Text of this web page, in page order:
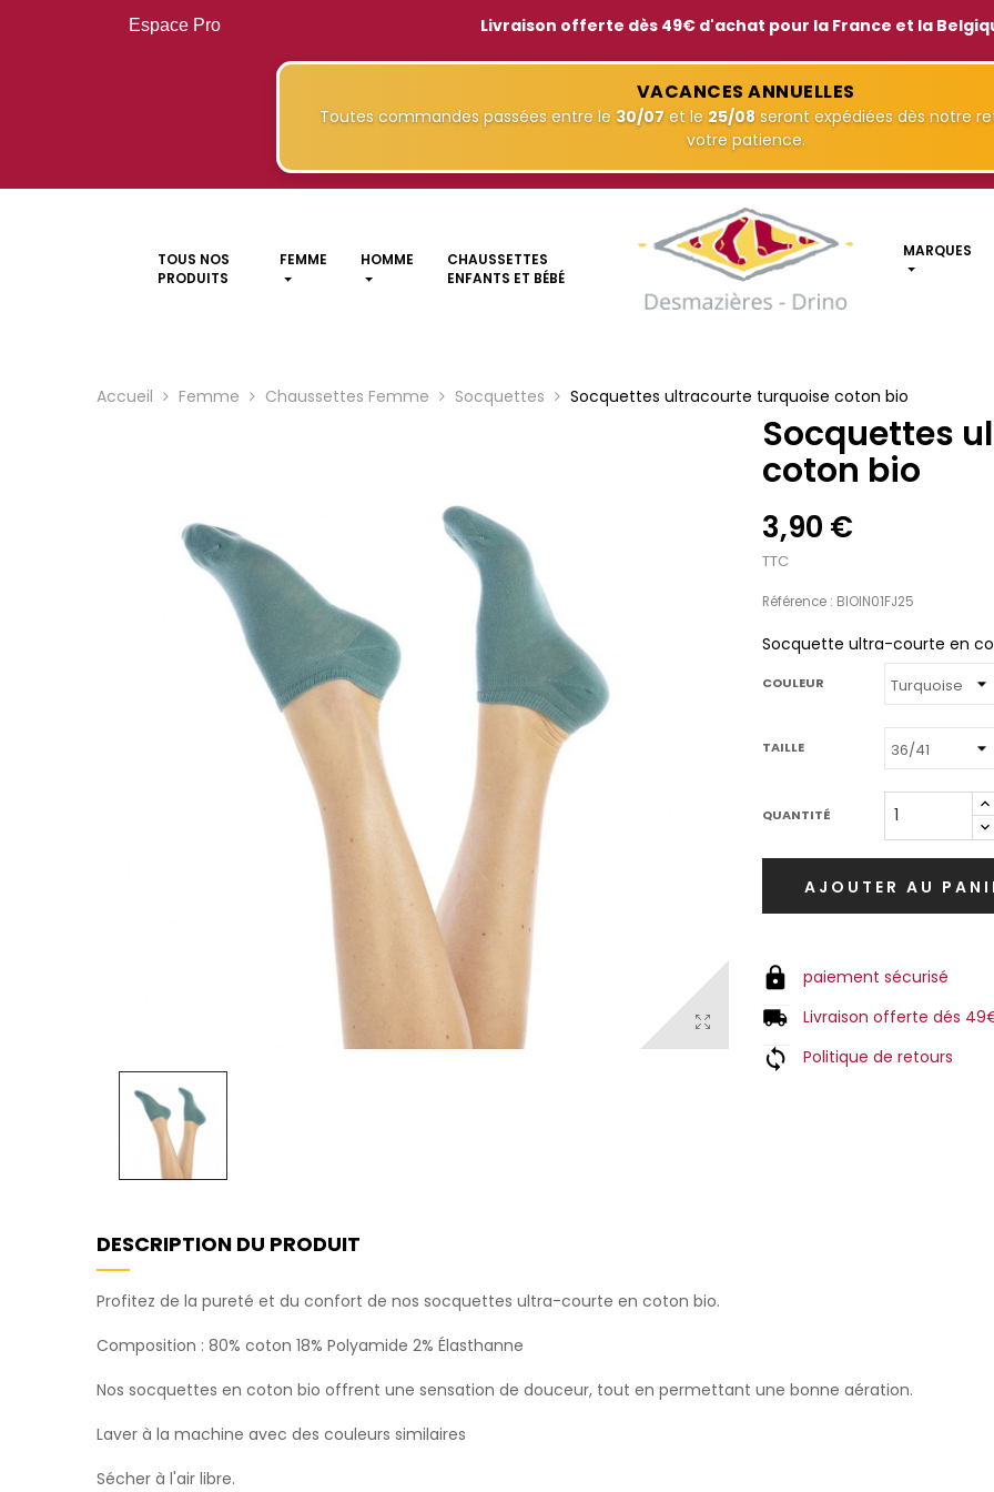
Espace Pro Livraison offerte dès 49€ d'achat pour la France et la
VACANCES ANNUELLES
Toutes commandes passées entre le 30/07 et le 25/08 seront expédiées dès notre
votre patience.
TOUS NOS
PRODUITS
FEMME HOMME
CHAUSSETTES
ENFANTS ET BÉBÉ
MARQUES
Accueil Femme Chaussettes Femme Socquettes Socquettes ultracourte turquoise coton bio
Socquettes
coton bio
3,90 €
TTC
Référence : BIOIN01FJ25
Socquette ultra-courte en
COULEUR
TAILLE
QUANTITÉ
AJOUTER AU
paiement sécurisé
Livraison offerte dés
Politique de retours
DESCRIPTION DU PRODUIT
Profitez de la pureté et du confort de nos socquettes ultra-courte en coton bio.
Composition : 80% coton 18% Polyamide 2% Élasthanne
Nos socquettes en coton bio offrent une sensation de douceur, tout en permettant une bonne aération.
Laver à la machine avec des couleurs similaires
Sécher à l'air libre.